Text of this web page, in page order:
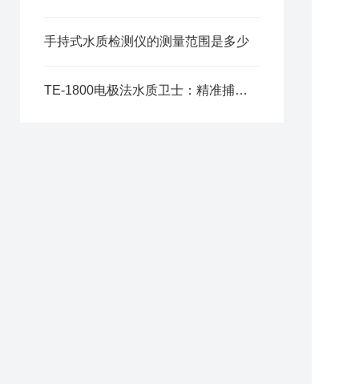
手持式水质检测仪的测量范围是多少
TE-1800电极法水质卫士：精准捕捉水中污染物含量，守护水质安全！